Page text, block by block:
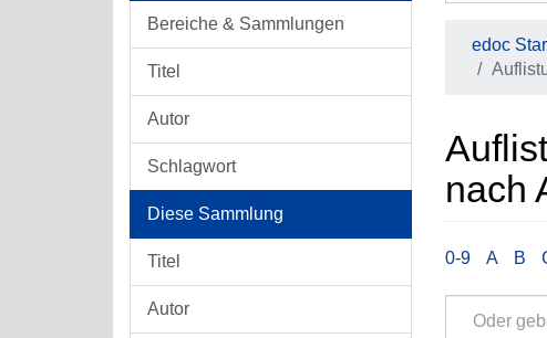
Bereiche & Sammlungen
Titel
Autor
Schlagwort
Diese Sammlung
Titel
Autor
edoc
nach
0-9 A B